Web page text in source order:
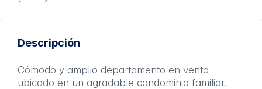
Descripción
Cómodo y amplio departamento en venta
ubicado en un agradable condominio familiar.